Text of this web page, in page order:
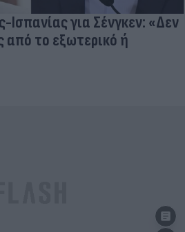
για Σένγκεν: «Δεν
από το εξωτερικό ή